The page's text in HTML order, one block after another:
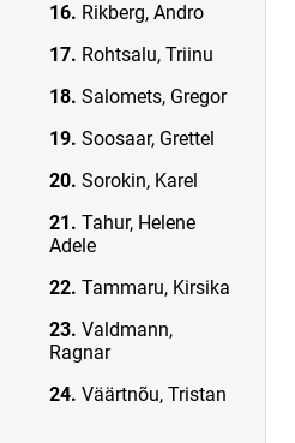
Rikberg, Andro
Rohtsalu, Triinu
Salomets, Gregor
Soosaar, Grettel
Sorokin, Karel
Tahur, Helene
Adele
Tammaru, Kirsika
Valdmann,
Ragnar
Väärtnõu, Tristan